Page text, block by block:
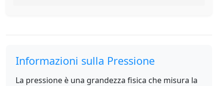
Informazioni sulla Pressione
La pressione è una grandezza fisica che misura la